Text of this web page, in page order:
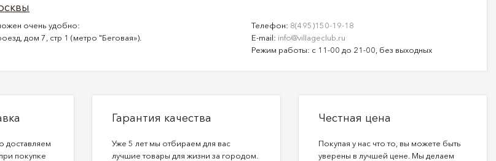
очень удобно:
дом 7, стр 1 (метро "Беговая»).
Телефон: 8(495)150-19-18
E-mail: info@villageclub.ru
Режим работы: с 11-00 до 21-00, без выходных
доставляем
покупке
Гарантия качества
Уже 5 лет мы отбираем для вас
лучшие товары для жизни за городом.
Честная цена
Покупая у нас что то, вы можете быть
уверены в лучшей цене. Мы делаем